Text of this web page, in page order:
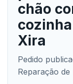
chão
Xira
Pedido
Reparação